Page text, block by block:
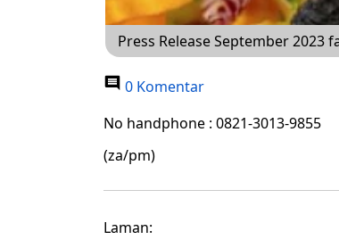
Press Release September 2023
0 Komentar
No handphone : 0821-3013-9855
(za/pm)
Laman: